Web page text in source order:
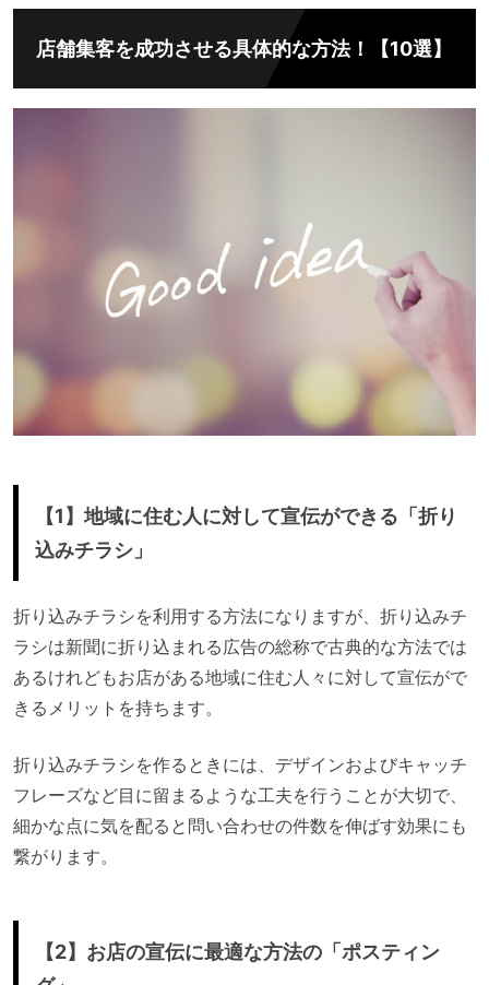
店舗集客を成功させる具体的な方法！【10選】
【1】地域に住む人に対して宣伝ができる「折り
込みチラシ」
折り込みチラシを利用する方法になりますが、折り込みチ
ラシは新聞に折り込まれる広告の総称で古典的な方法では
あるけれどもお店がある地域に住む人々に対して宣伝がで
きるメリットを持ちます。
折り込みチラシを作るときには、デザインおよびキャッチ
フレーズなど目に留まるような工夫を行うことが大切で、
細かな点に気を配ると問い合わせの件数を伸ばす効果にも
繋がります。
【2】お店の宣伝に最適な方法の「ポスティン